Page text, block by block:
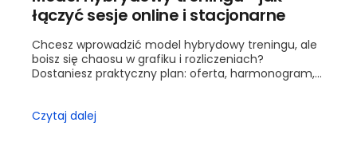
łączyć sesje online i stacjonarne
Chcesz wprowadzić model hybrydowy treningu, ale
boisz się chaosu w grafiku i rozliczeniach?
Dostaniesz praktyczny plan: oferta, harmonogram,
Czytaj dalej